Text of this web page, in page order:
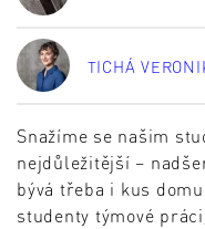
TICHÁ
Snažíme se našim
nejdůležitější –
bývá třeba i kus
studenty týmové